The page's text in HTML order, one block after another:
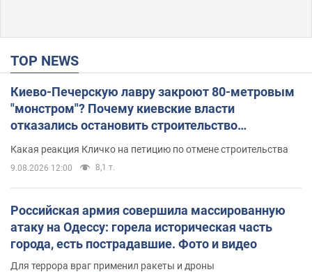
TOP NEWS
Киево-Печерскую лавру закроют 80-метровым
"монстром"? Почему киевские власти
отказались остановить строительство
Какая реакция Кличко на петицию по отмене строительства
9.08.2026 12:00 8,1 т.
Российская армия совершила массированную
атаку на Одессу: горела историческая часть
города, есть пострадавшие. Фото и видео
Для террора враг применил ракеты и дроны